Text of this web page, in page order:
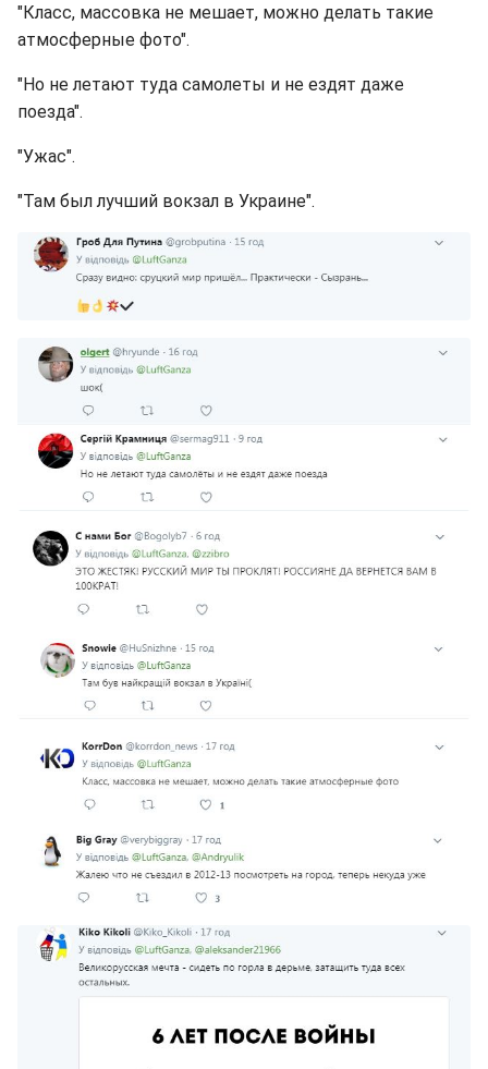
"Класс, массовка не мешает, можно делать такие
атмосферные фото".
"Но не летают туда самолеты и не ездят даже
поезда".
"Ужас".
"Там был лучший вокзал в Украине".